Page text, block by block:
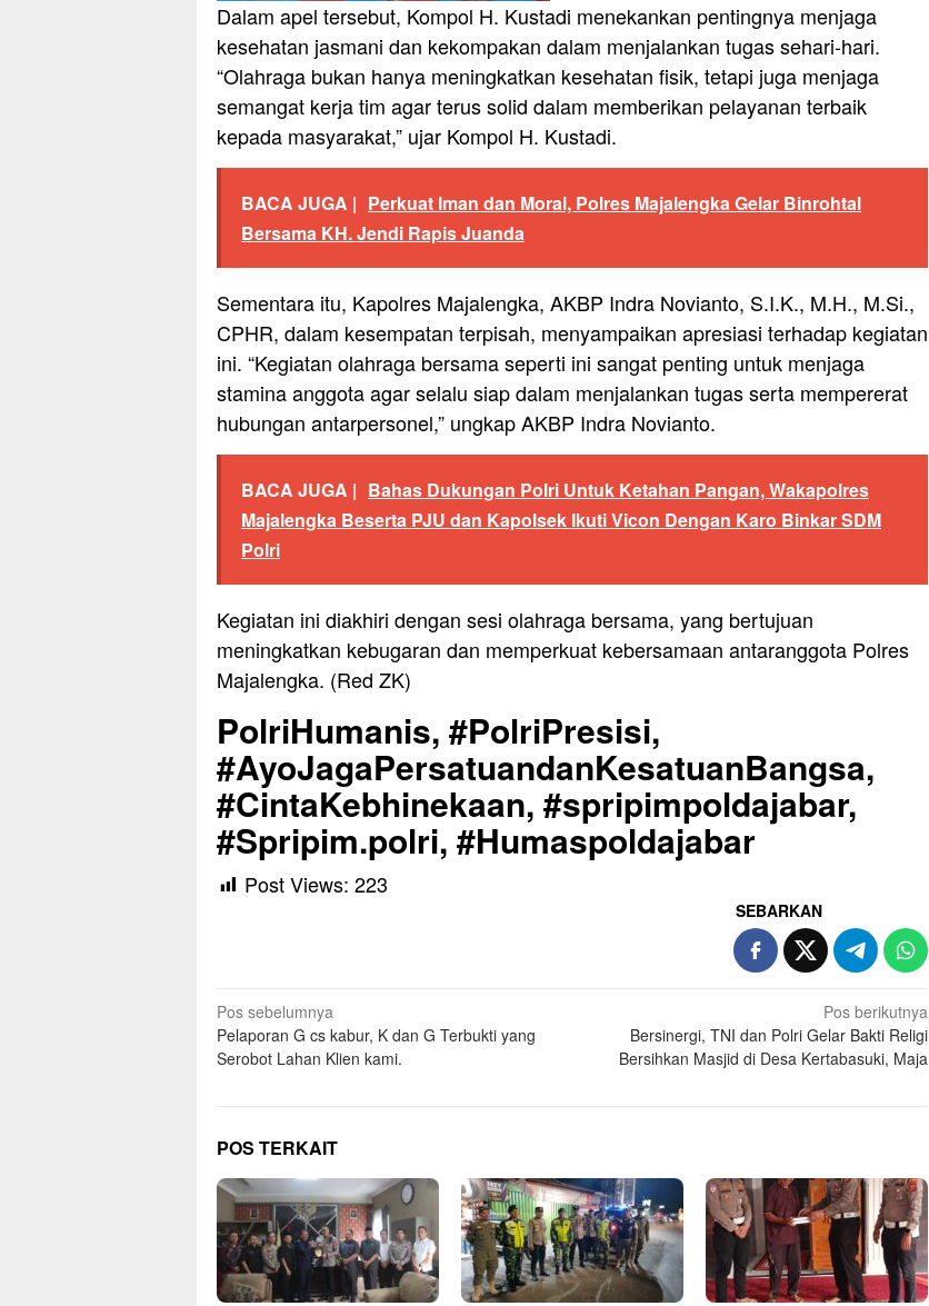
Dalam apel tersebut, Kompol H. Kustadi menekankan pentingnya menjaga
kesehatan jasmani dan kekompakan dalam menjalankan tugas sehari-hari.
“Olahraga bukan hanya meningkatkan kesehatan fisik, tetapi juga menjaga
semangat kerja tim agar terus solid dalam memberikan pelayanan terbaik
kepada masyarakat,” ujar Kompol H. Kustadi.
BACA JUGA | Perkuat Iman dan Moral, Polres Majalengka Gelar Binrohtal
Bersama KH. Jendi Rapis Juanda
Sementara itu, Kapolres Majalengka, AKBP Indra Novianto, S.I.K., M.H., M.Si.,
CPHR, dalam kesempatan terpisah, menyampaikan apresiasi terhadap kegiatan
ini. “Kegiatan olahraga bersama seperti ini sangat penting untuk menjaga
stamina anggota agar selalu siap dalam menjalankan tugas serta mempererat
hubungan antarpersonel,” ungkap AKBP Indra Novianto.
BACA JUGA | Bahas Dukungan Polri Untuk Ketahan Pangan, Wakapolres
Majalengka Beserta PJU dan Kapolsek Ikuti Vicon Dengan Karo Binkar SDM
Polri
Kegiatan ini diakhiri dengan sesi olahraga bersama, yang bertujuan
meningkatkan kebugaran dan memperkuat kebersamaan antaranggota Polres
Majalengka. (Red ZK)
PolriHumanis, #PolriPresisi,
#AyoJagaPersatuandanKesatuanBangsa,
#CintaKebhinekaan, #spripimpoldajabar,
#Spripim.polri, #Humaspoldajabar
Post Views: 223
SEBARKAN
Navigasi
pos
Pos sebelumnya
Pelaporan G cs kabur, K dan G Terbukti yang
Serobot Lahan Klien kami.
Pos berikutnya
Bersinergi, TNI dan Polri Gelar Bakti Religi
Bersihkan Masjid di Desa Kertabasuki, Maja
POS TERKAIT